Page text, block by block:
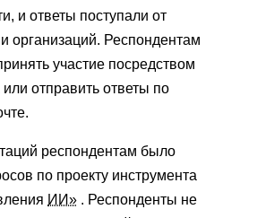
и ответы поступали от
организаций. Респондентам
участие посредством
отправить ответы по
респондентам было
по проекту инструмента
ИИ» . Респонденты не